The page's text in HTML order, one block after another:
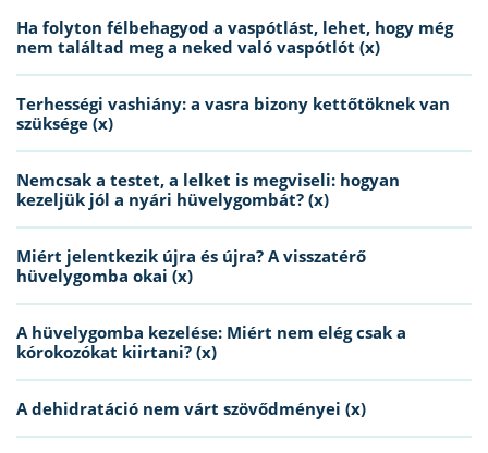
Ha folyton félbehagyod a vaspótlást, lehet, hogy még
nem találtad meg a neked való vaspótlót (x)
Terhességi vashiány: a vasra bizony kettőtöknek van
szüksége (x)
Nemcsak a testet, a lelket is megviseli: hogyan
kezeljük jól a nyári hüvelygombát? (x)
Miért jelentkezik újra és újra? A visszatérő
hüvelygomba okai (x)
A hüvelygomba kezelése: Miért nem elég csak a
kórokozókat kiirtani? (x)
A dehidratáció nem várt szövődményei (x)